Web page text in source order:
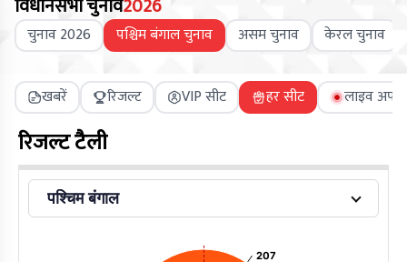
विधानसभा चुनाव2026
चुनाव 2026 पश्चिम बंगाल चुनाव असम चुनाव केरल चुनाव
खबरें रिजल्ट VIP सीट हर सीट लाइव
रिजल्ट टैली